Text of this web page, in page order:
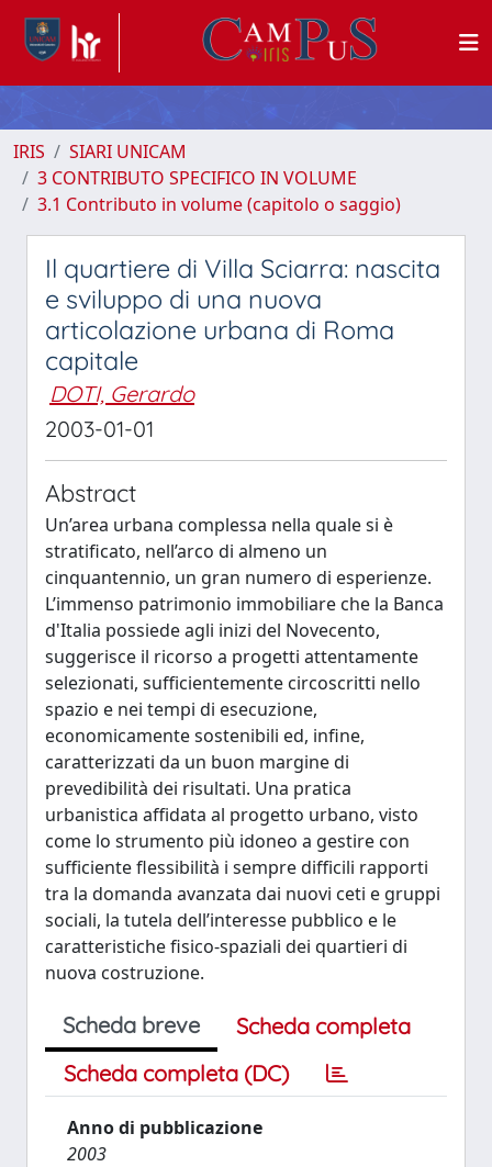
IRIS
SIARI UNICAM
3 CONTRIBUTO SPECIFICO IN VOLUME
3.1 Contributo in volume (capitolo o saggio)
Il quartiere di Villa Sciarra: nascita
e sviluppo di una nuova
articolazione urbana di Roma
capitale
DOTI, Gerardo
2003-01-01
Abstract
Un’area urbana complessa nella quale si è
stratificato, nell’arco di almeno un
cinquantennio, un gran numero di esperienze.
L’immenso patrimonio immobiliare che la Banca
d'Italia possiede agli inizi del Novecento,
suggerisce il ricorso a progetti attentamente
selezionati, sufficientemente circoscritti nello
spazio e nei tempi di esecuzione,
economicamente sostenibili ed, infine,
caratterizzati da un buon margine di
prevedibilità dei risultati. Una pratica
urbanistica affidata al progetto urbano, visto
come lo strumento più idoneo a gestire con
sufficiente flessibilità i sempre difficili rapporti
tra la domanda avanzata dai nuovi ceti e gruppi
sociali, la tutela dell’interesse pubblico e le
caratteristiche fisico-spaziali dei quartieri di
nuova costruzione.
Scheda breve
Scheda completa
Scheda completa (DC)
Anno di pubblicazione
2003